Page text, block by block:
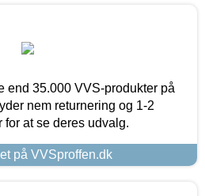
end 35.000 VVS-produkter på
nem returnering og 1-2
at se deres udvalg.
på VVSproffen.dk